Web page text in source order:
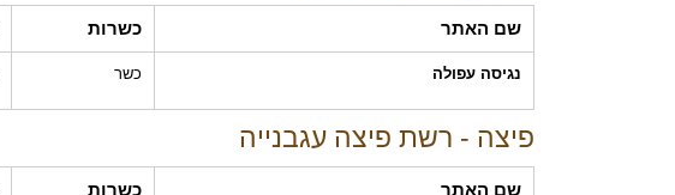
שם האתר כשרות
נגיסה עפולה כשר
פיצה - רשת פיצה עגבנייה
שם האתר כשרות